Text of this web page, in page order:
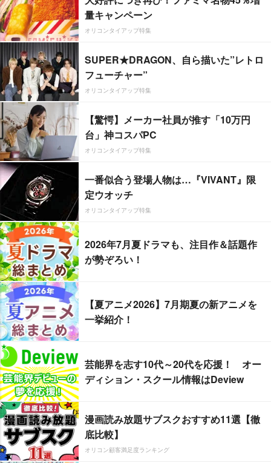
量キャンペーン
オリコンタイアップ特集
SUPER★DRAGON、自ら描いた”レトロ
フューチャー”
オリコンタイアップ特集
【驚愕】メーカー社員が推す「10万円
台」神コスパPC
オリコンタイアップ特集
一番似合う登場人物は…『VIVANT』限
定ウオッチ
オリコンタイアップ特集
2026年7月夏ドラマも、注目作＆話題作
が勢ぞろい！
【夏アニメ2026】7月期夏の新アニメを
一挙紹介！
芸能界を志す10代～20代を応援！ オー
ディション・スクール情報はDeview
漫画読み放題サブスクおすすめ11選【徹
底比較】
オリコン顧客満足度ランキング